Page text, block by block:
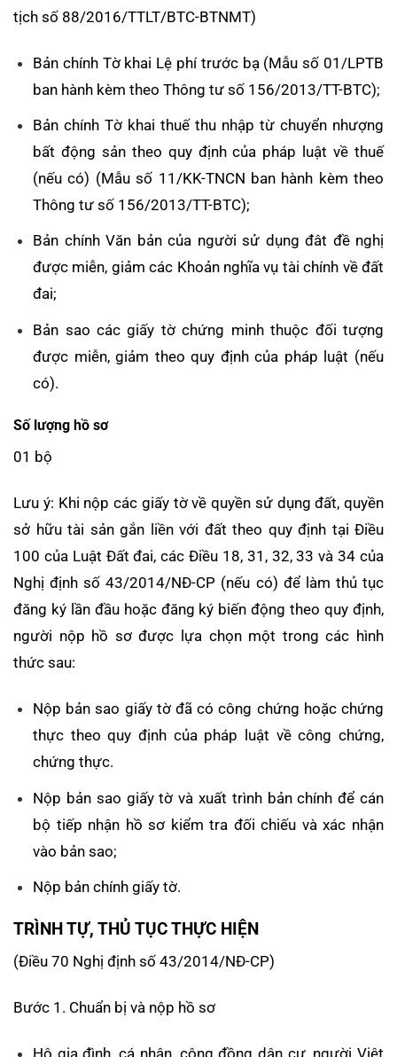
tịch số 88/2016/TTLT/BTC-BTNMT)
Bản chính Tờ khai Lệ phí trước bạ (Mẫu số 01/LPTB
ban hành kèm theo Thông tư số 156/2013/TT-BTC);
Bản chính Tờ khai thuế thu nhập từ chuyển nhượng
bất động sản theo quy định của pháp luật về thuế
(nếu có) (Mẫu số 11/KK-TNCN ban hành kèm theo
Thông tư số 156/2013/TT-BTC);
Bản chính Văn bản của người sử dụng đât đề nghị
được miễn, giảm các Khoản nghĩa vụ tài chính về đất
đai;
Bản sao các giấy tờ chứng minh thuộc đối tượng
được miễn, giảm theo quy định của pháp luật (nếu
có).
Số lượng hồ sơ
01 bộ
Lưu ý: Khi nộp các giấy tờ về quyền sử dụng đất, quyền
sở hữu tài sản gắn liền với đất theo quy định tại Điều
100 của Luật Đất đai, các Điều 18, 31, 32, 33 và 34 của
Nghị định số 43/2014/NĐ-CP (nếu có) để làm thủ tục
đăng ký lần đầu hoặc đăng ký biến động theo quy định,
người nộp hồ sơ được lựa chọn một trong các hình
thức sau:
Nộp bản sao giấy tờ đã có công chứng hoặc chứng
thực theo quy định của pháp luật về công chứng,
chứng thực.
Nộp bản sao giấy tờ và xuất trình bản chính để cán
bộ tiếp nhận hồ sơ kiểm tra đối chiếu và xác nhận
vào bản sao;
Nộp bản chính giấy tờ.
TRÌNH TỰ, THỦ TỤC THỰC HIỆN
(Điều 70 Nghị định số 43/2014/NĐ-CP)
Bước 1. Chuẩn bị và nộp hồ sơ